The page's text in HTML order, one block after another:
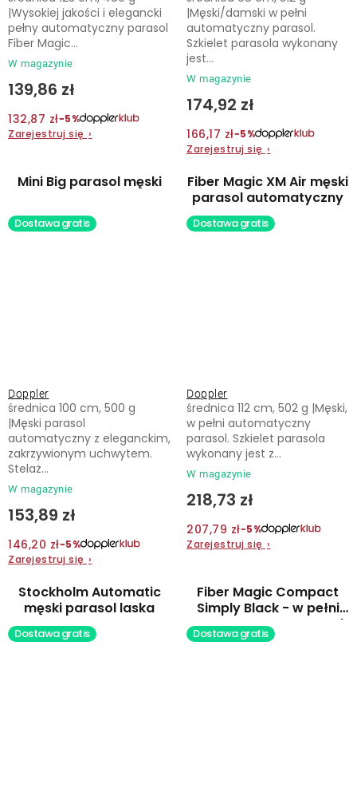
W magazynie
139,86 zł
132,87 zł−5%
Zarejestruj się ›
|Wysokiej jakości i elegancki
pełny automatyczny parasol
Fiber Magic...
W magazynie
174,92 zł
166,17 zł−5%
Zarejestruj się ›
|Męski/damski w pełni
automatyczny parasol.
Szkielet parasola wykonany
jest...
Mini Big parasol męski
Dostawa gratis
Doppler
W magazynie
153,89 zł
146,20 zł−5%
Zarejestruj się ›
średnica 100 cm, 500 g
|Męski parasol
automatyczny z eleganckim,
zakrzywionym uchwytem.
Stelaż...
Fiber Magic XM Air męski
parasol automatyczny
Dostawa gratis
Doppler
W magazynie
218,73 zł
207,79 zł−5%
Zarejestruj się ›
średnica 112 cm, 502 g |Męski,
w pełni automatyczny
parasol. Szkielet parasola
wykonany jest z...
Stockholm Automatic
męski parasol laska
Dostawa gratis
Fiber Magic Compact
Simply Black - w pełni
automatyczny parasol
Dostawa gratis